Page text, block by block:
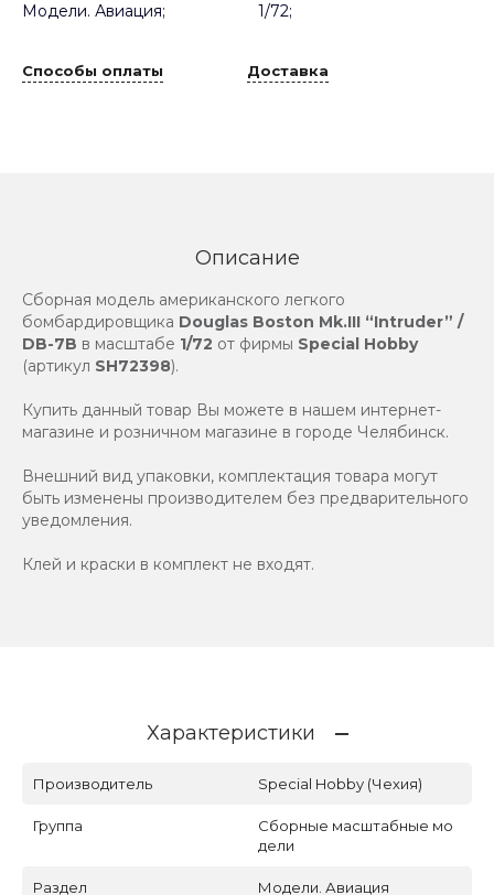
Модели. Авиация;
1/72;
Способы оплаты Доставка
Описание
Сборная модель американского легкого
бомбардировщика Douglas Boston Mk.III “Intruder” /
DB-7B в масштабе 1/72 от фирмы Special Hobby
(артикул SH72398).
Купить данный товар Вы можете в нашем интернет-
магазине и розничном магазине в городе Челябинск.
Внешний вид упаковки, комплектация товара могут
быть изменены производителем без предварительного
уведомления.
Клей и краски в комплект не входят.
Характеристики
Производитель Special Hobby (Чехия)
Группа
Сборные масштабные мо
дели
Раздел Модели. Авиация